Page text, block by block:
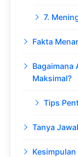
7.
Fakta
Bagaimana
Maksimal?
Tips
Tanya
Kesimpulan